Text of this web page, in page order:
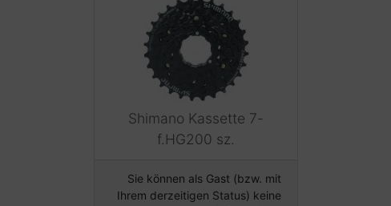
Shimano Kassette 7-
f.HG200 sz.
Sie können als Gast (bzw. mit
Ihrem derzeitigen Status) keine